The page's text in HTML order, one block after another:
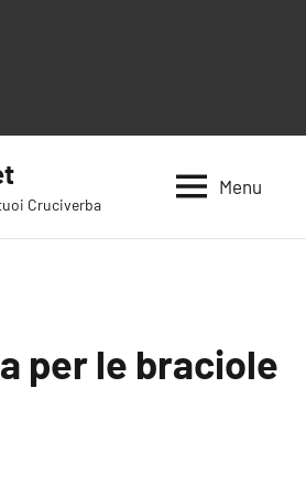
Cruciverba
Menu
per le braciole